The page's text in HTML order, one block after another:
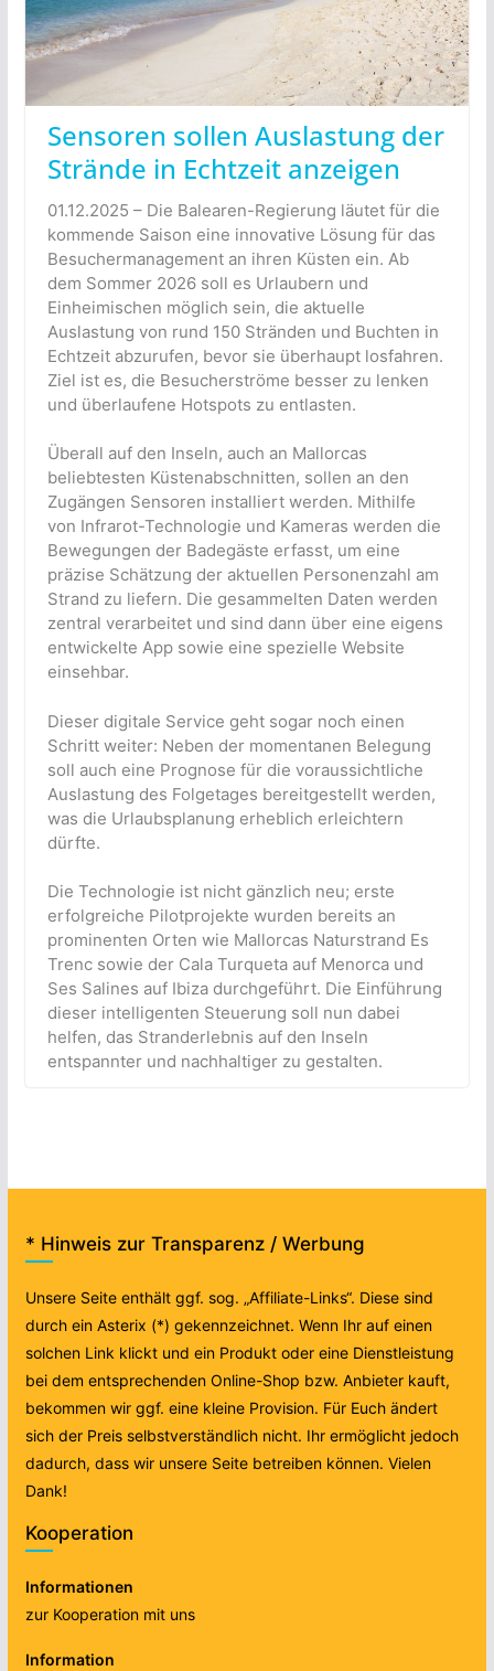
Sensoren sollen Auslastung der
Strände in Echtzeit anzeigen
01.12.2025 – Die Balearen-Regierung läutet für die
kommende Saison eine innovative Lösung für das
Besuchermanagement an ihren Küsten ein. Ab
dem Sommer 2026 soll es Urlaubern und
Einheimischen möglich sein, die aktuelle
Auslastung von rund 150 Stränden und Buchten in
Echtzeit abzurufen, bevor sie überhaupt losfahren.
Ziel ist es, die Besucherströme besser zu lenken
und überlaufene Hotspots zu entlasten.
Überall auf den Inseln, auch an Mallorcas
beliebtesten Küstenabschnitten, sollen an den
Zugängen Sensoren installiert werden. Mithilfe
von Infrarot-Technologie und Kameras werden die
Bewegungen der Badegäste erfasst, um eine
präzise Schätzung der aktuellen Personenzahl am
Strand zu liefern. Die gesammelten Daten werden
zentral verarbeitet und sind dann über eine eigens
entwickelte App sowie eine spezielle Website
einsehbar.
Dieser digitale Service geht sogar noch einen
Schritt weiter: Neben der momentanen Belegung
soll auch eine Prognose für die voraussichtliche
Auslastung des Folgetages bereitgestellt werden,
was die Urlaubsplanung erheblich erleichtern
dürfte.
Die Technologie ist nicht gänzlich neu; erste
erfolgreiche Pilotprojekte wurden bereits an
prominenten Orten wie Mallorcas Naturstrand Es
Trenc sowie der Cala Turqueta auf Menorca und
Ses Salines auf Ibiza durchgeführt. Die Einführung
dieser intelligenten Steuerung soll nun dabei
helfen, das Stranderlebnis auf den Inseln
entspannter und nachhaltiger zu gestalten.
* Hinweis zur Transparenz / Werbung
Unsere Seite enthält ggf. sog. „Affiliate-Links“. Diese sind
durch ein Asterix (*) gekennzeichnet. Wenn Ihr auf einen
solchen Link klickt und ein Produkt oder eine Dienstleistung
bei dem entsprechenden Online-Shop bzw. Anbieter kauft,
bekommen wir ggf. eine kleine Provision. Für Euch ändert
sich der Preis selbstverständlich nicht. Ihr ermöglicht jedoch
dadurch, dass wir unsere Seite betreiben können. Vielen
Dank!
Kooperation
Informationen
zur Kooperation mit uns
Information